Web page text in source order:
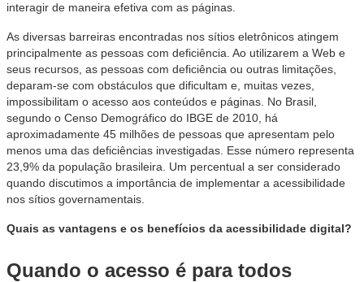
interagir de maneira efetiva com as páginas.
As diversas barreiras encontradas nos sítios eletrônicos atingem
principalmente as pessoas com deficiência. Ao utilizarem a Web e
seus recursos, as pessoas com deficiência ou outras limitações,
deparam-se com obstáculos que dificultam e, muitas vezes,
impossibilitam o acesso aos conteúdos e páginas. No Brasil,
segundo o Censo Demográfico do IBGE de 2010, há
aproximadamente 45 milhões de pessoas que apresentam pelo
menos uma das deficiências investigadas. Esse número representa
23,9% da população brasileira. Um percentual a ser considerado
quando discutimos a importância de implementar a acessibilidade
nos sítios governamentais.
Quais as vantagens e os benefícios da acessibilidade digital?
Quando o acesso é para todos